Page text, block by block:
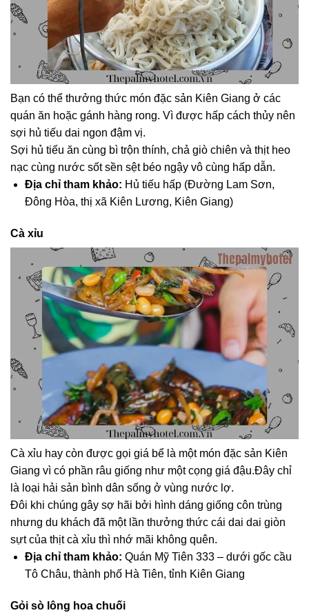
Bạn có thể thưởng thức món đặc sản Kiên Giang ở các
quán ăn hoặc gánh hàng rong. Vì được hấp cách thủy nên
sợi hủ tiếu dai ngon đậm vị.
Sợi hủ tiếu ăn cùng bì trộn thính, chả giò chiên và thịt heo
nạc cùng nước sốt sền sệt béo ngậy vô cùng hấp dẫn.
Địa chỉ tham khảo: Hủ tiếu hấp (Đường Lam Sơn,
Đông Hòa, thị xã Kiên Lương, Kiên Giang)
Cà xỉu
Cà xỉu hay còn được gọi giá bể là một món đặc sản Kiên
Giang vì có phần râu giống như một cọng giá đậu.Đây chỉ
là loại hải sản bình dân sống ở vùng nước lợ.
Đôi khi chúng gây sợ hãi bởi hình dáng giống côn trùng
nhưng du khách đã một lần thưởng thức cái dai dai giòn
sựt của thịt cà xỉu thì nhớ mãi không quên.
Địa chỉ tham khảo: Quán Mỹ Tiên 333 – dưới gốc cầu
Tô Châu, thành phố Hà Tiên, tỉnh Kiên Giang
Gỏi sò lông hoa chuối